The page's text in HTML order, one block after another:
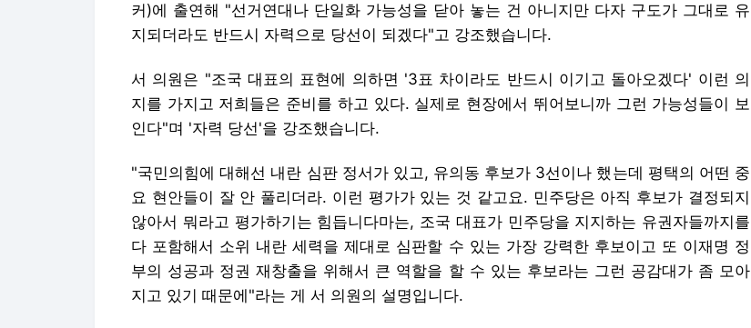
커)에 출연해 "선거연대나 단일화 가능성을 닫아 놓는 건 아니지만 다자 구도가 그대로 유
지되더라도 반드시 자력으로 당선이 되겠다"고 강조했습니다.
서 의원은 "조국 대표의 표현에 의하면 '3표 차이라도 반드시 이기고 돌아오겠다' 이런 의
지를 가지고 저희들은 준비를 하고 있다. 실제로 현장에서 뛰어보니까 그런 가능성들이 보
인다"며 '자력 당선'을 강조했습니다.
"국민의힘에 대해선 내란 심판 정서가 있고, 유의동 후보가 3선이나 했는데 평택의 어떤 중
요 현안들이 잘 안 풀리더라. 이런 평가가 있는 것 같고요. 민주당은 아직 후보가 결정되지
않아서 뭐라고 평가하기는 힘듭니다마는, 조국 대표가 민주당을 지지하는 유권자들까지를
다 포함해서 소위 내란 세력을 제대로 심판할 수 있는 가장 강력한 후보이고 또 이재명 정
부의 성공과 정권 재창출을 위해서 큰 역할을 할 수 있는 후보라는 그런 공감대가 좀 모아
지고 있기 때문에"라는 게 서 의원의 설명입니다.